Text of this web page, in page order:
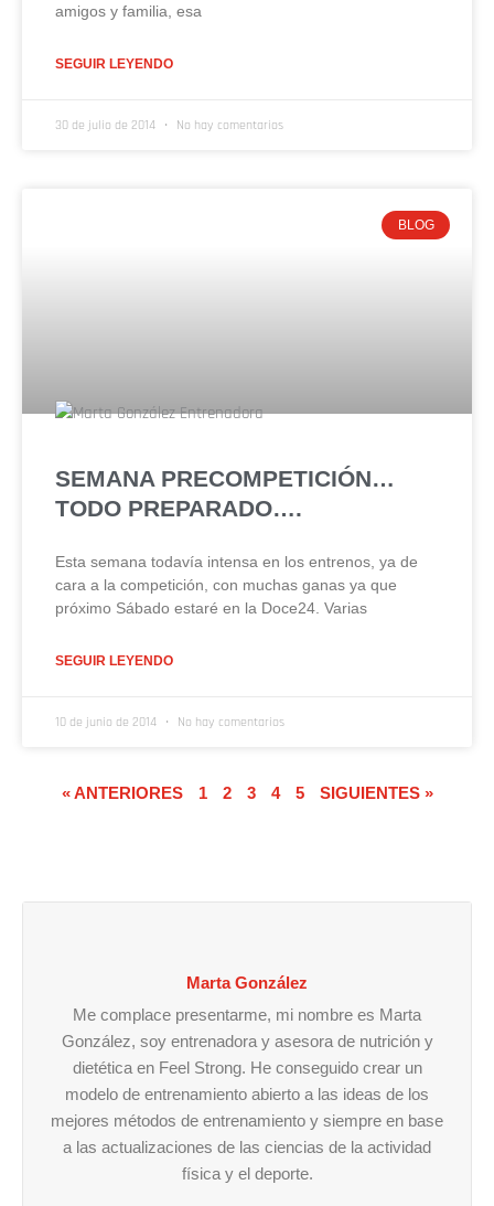
amigos y familia, esa
SEGUIR LEYENDO
30 de julio de 2014 No hay comentarios
BLOG
SEMANA PRECOMPETICIÓN…
TODO PREPARADO….
Esta semana todavía intensa en los entrenos, ya de
cara a la competición, con muchas ganas ya que
próximo Sábado estaré en la Doce24. Varias
SEGUIR LEYENDO
10 de junio de 2014 No hay comentarios
« ANTERIORES 1 2 3 4 5 SIGUIENTES »
Marta González
Me complace presentarme, mi nombre es Marta
González, soy entrenadora y asesora de nutrición y
dietética en Feel Strong. He conseguido crear un
modelo de entrenamiento abierto a las ideas de los
mejores métodos de entrenamiento y siempre en base
a las actualizaciones de las ciencias de la actividad
física y el deporte.